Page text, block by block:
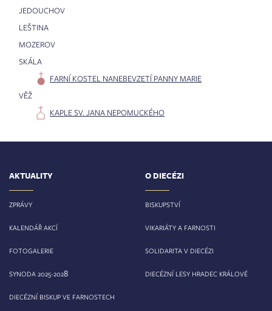
JEDOUCHOV
LEŠTINA
MOZEROV
SKÁLA
FARNÍ KOSTEL NANEBEVZETÍ PANNY MARIE
VĚŽ
KAPLE SV. JANA NEPOMUCKÉHO
AKTUALITY
ZPRÁVY
KALENDÁŘ AKCÍ
FOTOGALERIE
SYNODA 2025-2028
DIECÉZNÍ BISKUP VE FARNOSTECH
O DIECÉZI
BISKUPSTVÍ
VIKARIÁTY A FARNOSTI
SOLIDARITA V DIECÉZI
DIECÉZNÍ LESY HRADEC KRÁLOVÉ